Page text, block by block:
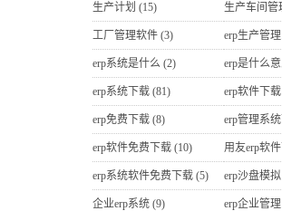
生产计划 (15) 生产车间管
工厂管理软件 (3) erp生产管
erp系统是什么 (2) erp是什么
erp系统下载 (81) erp软件下载
erp免费下载 (8) erp管理系
erp软件免费下载 (10) 用友erp软
erp系统软件免费下载 (5) erp沙盘模拟
企业erp系统 (9) erp企业管